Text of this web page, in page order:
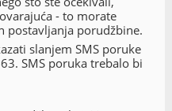
- to morate
postavljanja porudžbine.
slanjem SMS poruke
SMS poruka trebalo bi